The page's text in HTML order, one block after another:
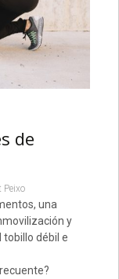
de
Peixo
una
y
débil e